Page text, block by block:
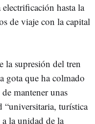
hasta la
de viaje con la capital
la supresión del tren
gota que ha colmado
mantener unas
“universitaria, turística
la unidad de la